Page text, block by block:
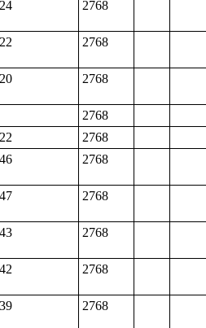
24 2768
22 2768
20 2768
2768
22
2768
46 2768
47 2768
43 2768
42 2768
39 2768